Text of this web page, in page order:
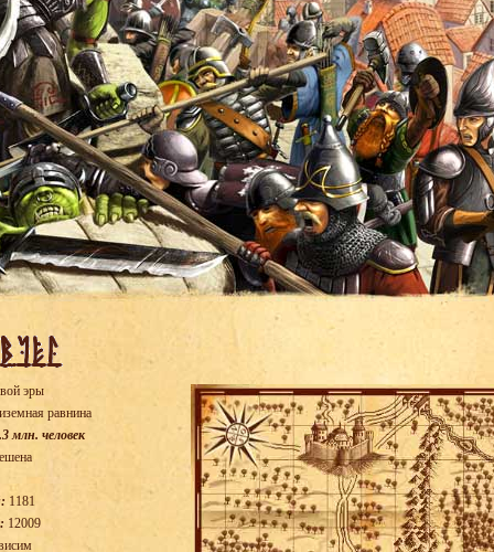
эры
равнина
млн. человек
1181
12009